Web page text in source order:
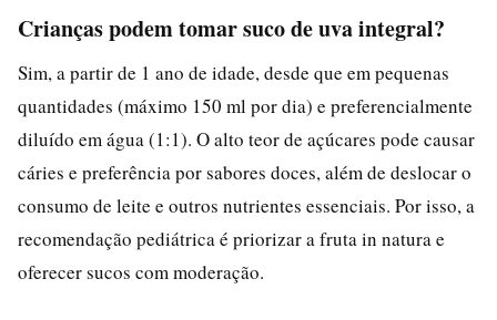
Crianças podem tomar suco de uva integral?
Sim, a partir de 1 ano de idade, desde que em pequenas
quantidades (máximo 150 ml por dia) e preferencialmente
diluído em água (1:1). O alto teor de açúcares pode causar
cáries e preferência por sabores doces, além de deslocar o
consumo de leite e outros nutrientes essenciais. Por isso, a
recomendação pediátrica é priorizar a fruta in natura e
oferecer sucos com moderação.